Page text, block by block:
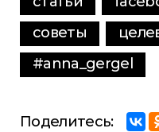
советы
#anna_gergel
Поделитесь: